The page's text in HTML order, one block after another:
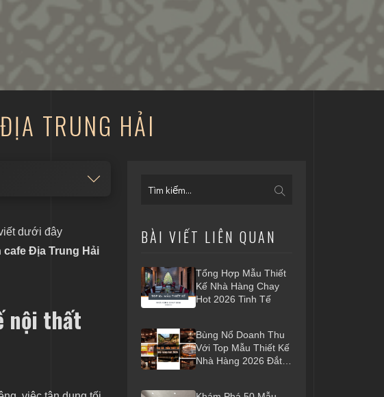
TRUNG HẢI
dưới đây
Địa Trung Hải
nội thất
BÀI VIẾT LIÊN QUAN
Tổng Hợp Mẫu Thiết
Kế Nhà Hàng Chay
Hot 2026 Tinh Tế
Bùng Nổ Doanh Thu
Với Top Mẫu Thiết Kế
Nhà Hàng 2026 Đắt